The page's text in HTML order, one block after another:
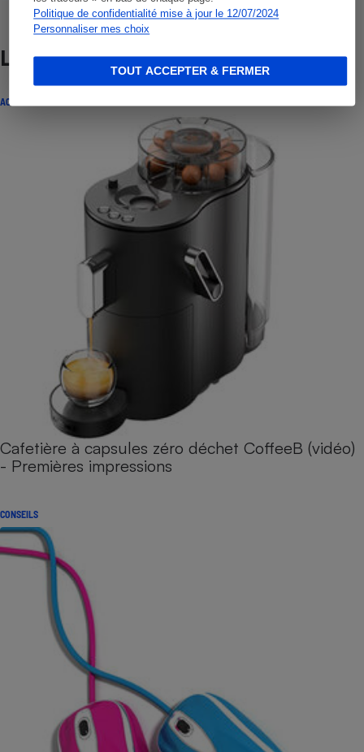
Politique de confidentialité mise à jour le 12/07/2024
Personnaliser mes choix
TOUT ACCEPTER & FERMER
Lire aussi
ACTUALITÉ
Cafetière à capsules zéro déchet CoffeeB (vidéo)
- Premières impressions
CONSEILS